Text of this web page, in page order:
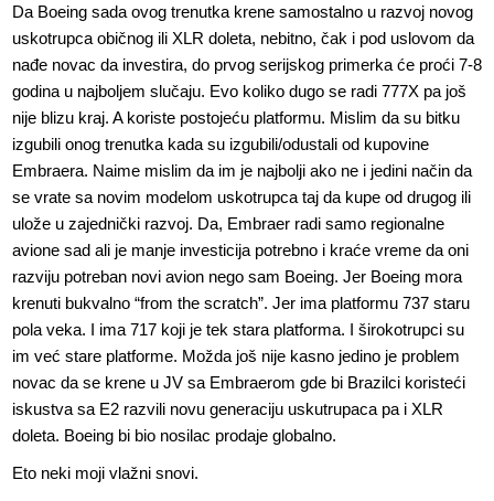
Da Boeing sada ovog trenutka krene samostalno u razvoj novog
uskotrupca običnog ili XLR doleta, nebitno, čak i pod uslovom da
nađe novac da investira, do prvog serijskog primerka će proći 7-8
godina u najboljem slučaju. Evo koliko dugo se radi 777X pa još
nije blizu kraj. A koriste postojeću platformu. Mislim da su bitku
izgubili onog trenutka kada su izgubili/odustali od kupovine
Embraera. Naime mislim da im je najbolji ako ne i jedini način da
se vrate sa novim modelom uskotrupca taj da kupe od drugog ili
ulože u zajednički razvoj. Da, Embraer radi samo regionalne
avione sad ali je manje investicija potrebno i kraće vreme da oni
razviju potreban novi avion nego sam Boeing. Jer Boeing mora
krenuti bukvalno “from the scratch”. Jer ima platformu 737 staru
pola veka. I ima 717 koji je tek stara platforma. I širokotrupci su
im već stare platforme. Možda još nije kasno jedino je problem
novac da se krene u JV sa Embraerom gde bi Brazilci koristeći
iskustva sa E2 razvili novu generaciju uskutrupaca pa i XLR
doleta. Boeing bi bio nosilac prodaje globalno.
Eto neki moji vlažni snovi.